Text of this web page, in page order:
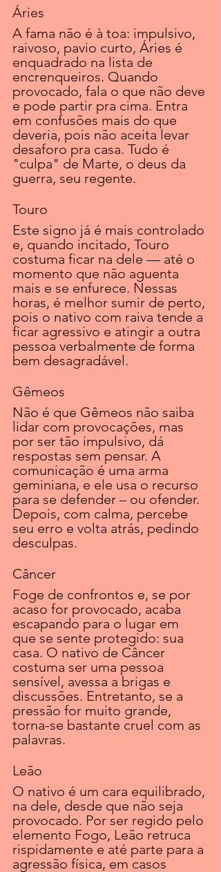
Áries
A fama não é à toa: impulsivo,
raivoso, pavio curto, Áries é
enquadrado na lista de
encrenqueiros. Quando
provocado, fala o que não deve
e pode partir pra cima. Entra
em confusões mais do que
deveria, pois não aceita levar
desaforo pra casa. Tudo é
"culpa" de Marte, o deus da
guerra, seu regente.
Touro
Este signo já é mais controlado
e, quando incitado, Touro
costuma ficar na dele — até o
momento que não aguenta
mais e se enfurece. Nessas
horas, é melhor sumir de perto,
pois o nativo com raiva tende a
ficar agressivo e atingir a outra
pessoa verbalmente de forma
bem desagradável.
Gêmeos
Não é que Gêmeos não saiba
lidar com provocações, mas
por ser tão impulsivo, dá
respostas sem pensar. A
comunicação é uma arma
geminiana, e ele usa o recurso
para se defender – ou ofender.
Depois, com calma, percebe
seu erro e volta atrás, pedindo
desculpas.
Câncer
Foge de confrontos e, se por
acaso for provocado, acaba
escapando para o lugar em
que se sente protegido: sua
casa. O nativo de Câncer
costuma ser uma pessoa
sensível, avessa a brigas e
discussões. Entretanto, se a
pressão for muito grande,
torna-se bastante cruel com as
palavras.
Leão
O nativo é um cara equilibrado,
na dele, desde que não seja
provocado. Por ser regido pelo
elemento Fogo, Leão retruca
rispidamente e até parte para a
agressão física, em casos